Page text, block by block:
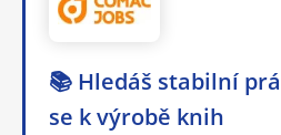
📚 Hledáš stabilní
se k výrobě knih